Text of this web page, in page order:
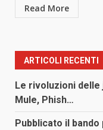
Read More
ARTICOLI RECENTI
Le rivoluzioni delle
Mule, Phish…
Pubblicato il